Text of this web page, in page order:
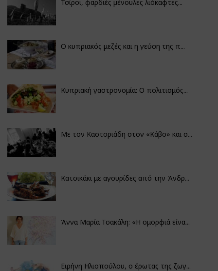
Τσίροι, φαρδιές μένουλες λιόκαφτες...
Ο κυπριακός μεζές και η γεύση της π...
Κυπριακή γαστρονομία: Ο πολιτισμός...
Με τον Καστοριάδη στον «Κάβο» και σ...
Κατσικάκι με αγουρίδες από την Άνδρ...
Άννα Μαρία Τσακάλη: «Η ομορφιά είνα...
Ειρήνη Ηλιοπούλου, ο έρωτας της ζωγ...